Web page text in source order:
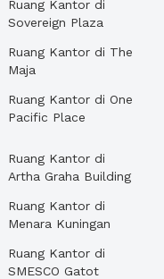
Ruang Kantor di
Sovereign Plaza
Ruang Kantor di The
Maja
Ruang Kantor di One
Pacific Place
Ruang Kantor di
Artha Graha Building
Ruang Kantor di
Menara Kuningan
Ruang Kantor di
SMESCO Gatot